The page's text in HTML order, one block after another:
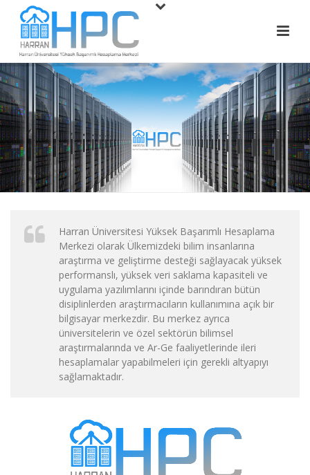
Harran Üniversitesi Yüksek Başarımlı Hesaplama
Merkezi olarak Ülkemizdeki bilim insanlarına
araştırma ve geliştirme desteği sağlayacak yüksek
performanslı, yüksek veri saklama kapasiteli ve
uygulama yazılımlarını içinde barındıran bütün
disiplinlerden araştırmacıların kullanımına açık bir
bilgisayar merkezdir. Bu merkez ayrıca
üniversitelerin ve özel sektörün bilimsel
araştırmalarında ve Ar-Ge faaliyetlerinde ileri
hesaplamalar yapabilmeleri için gerekli altyapıyı
sağlamaktadır.